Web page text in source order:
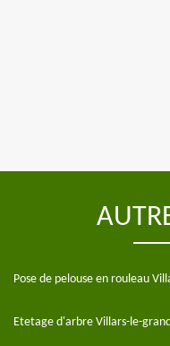
Pose de pelouse en rouleau
Etetage d'arbre Villars-le-grand